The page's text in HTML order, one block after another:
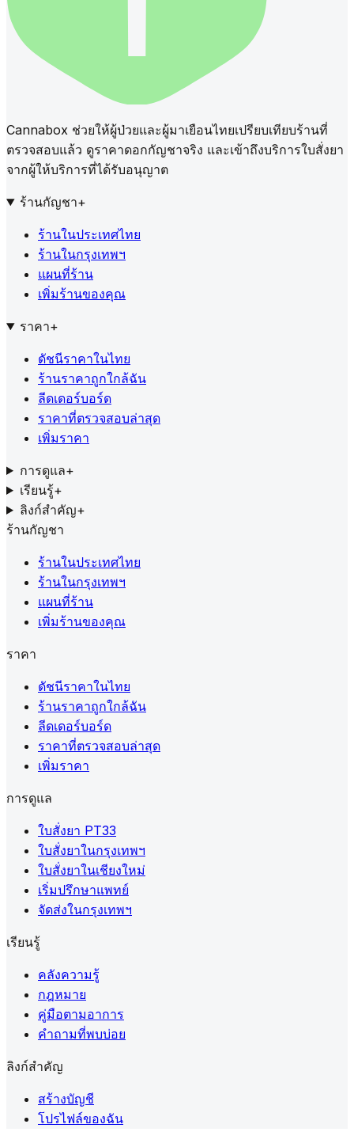
Cannabox ช่วยให้ผู้ป่วยและผู้มาเยือนไทยเปรียบเทียบร้านที่
ตรวจสอบแล้ว ดูราคาดอกกัญชาจริง และเข้าถึงบริการใบสั่งยา
จากผู้ให้บริการที่ได้รับอนุญาต
ร้านกัญชา+
ร้านในประเทศไทย
ร้านในกรุงเทพฯ
แผนที่ร้าน
เพิ่มร้านของคุณ
ราคา+
ดัชนีราคาในไทย
ร้านราคาถูกใกล้ฉัน
ลีดเดอร์บอร์ด
ราคาที่ตรวจสอบล่าสุด
เพิ่มราคา
การดูแล+
เรียนรู้+
ลิงก์สำคัญ+
ร้านกัญชา
ร้านในประเทศไทย
ร้านในกรุงเทพฯ
แผนที่ร้าน
เพิ่มร้านของคุณ
ราคา
ดัชนีราคาในไทย
ร้านราคาถูกใกล้ฉัน
ลีดเดอร์บอร์ด
ราคาที่ตรวจสอบล่าสุด
เพิ่มราคา
การดูแล
ใบสั่งยา PT33
ใบสั่งยาในกรุงเทพฯ
ใบสั่งยาในเชียงใหม่
เริ่มปรึกษาแพทย์
จัดส่งในกรุงเทพฯ
เรียนรู้
คลังความรู้
กฎหมาย
คู่มือตามอาการ
คำถามที่พบบ่อย
ลิงก์สำคัญ
สร้างบัญชี
โปรไฟล์ของฉัน